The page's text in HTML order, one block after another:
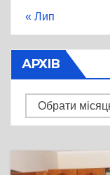
« Лип
АРХІВ
Архів